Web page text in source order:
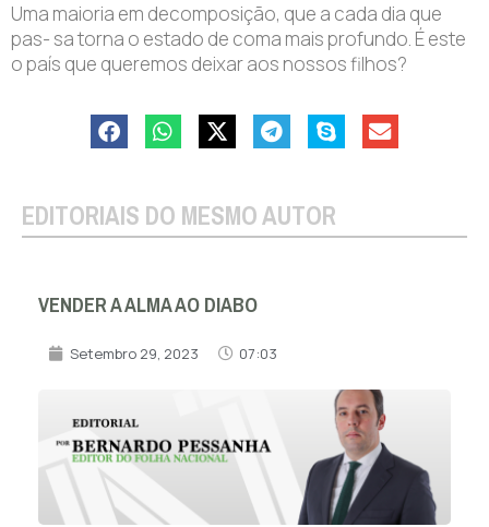
Uma maioria em decomposição, que a cada dia que
pas- sa torna o estado de coma mais profundo. É este
o país que queremos deixar aos nossos filhos?
EDITORIAIS DO MESMO AUTOR
VENDER A ALMA AO DIABO
Setembro 29, 2023 07:03